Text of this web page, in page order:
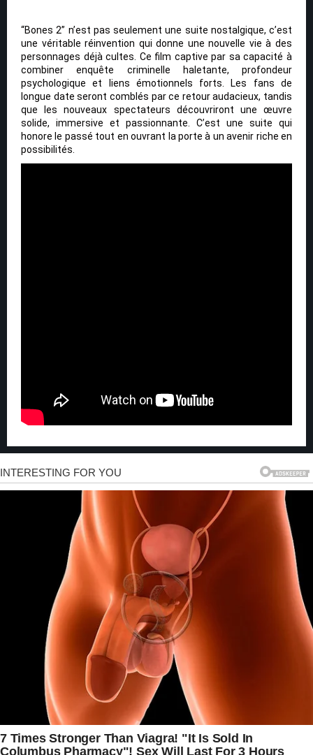
“Bones 2” n’est pas seulement une suite nostalgique, c’est
une véritable réinvention qui donne une nouvelle vie à des
personnages déjà cultes. Ce film captive par sa capacité à
combiner enquête criminelle haletante, profondeur
psychologique et liens émotionnels forts. Les fans de
longue date seront comblés par ce retour audacieux, tandis
que les nouveaux spectateurs découvriront une œuvre
solide, immersive et passionnante. C’est une suite qui
honore le passé tout en ouvrant la porte à un avenir riche en
possibilités.